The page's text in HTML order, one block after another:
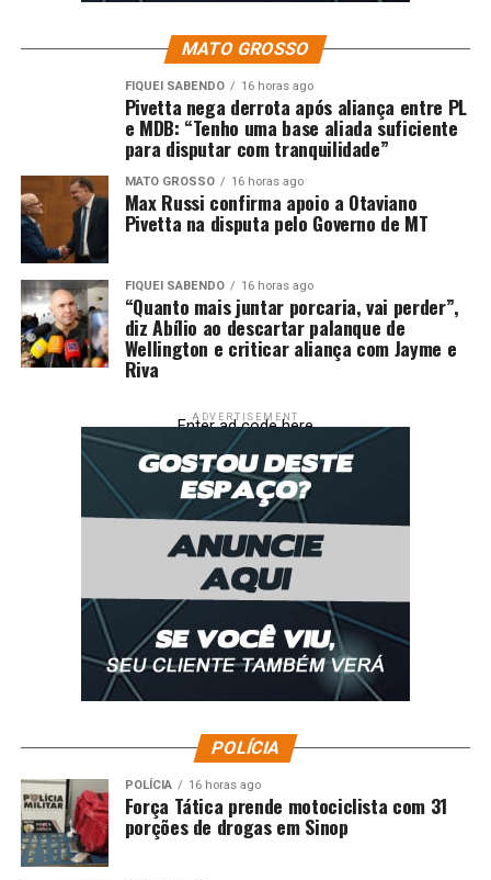
ABILIO APOIA ARSEC
EDUCAÇÃO EXTINÇÃO MAYSA
PROPOSTA
Campanha quer proteger crianças e adolescentes no
carnaval
DON'T MISS
Botelho rejeita bilionários e defende candidatura dentro
da base de Mauro Mendes
MATO GROSSO
FIQUEI SABENDO 16 horas ago
Pivetta nega derrota após aliança entre PL
e MDB: “Tenho uma base aliada suficiente
para disputar com tranquilidade”
MATO GROSSO 16 horas ago
Max Russi confirma apoio a Otaviano
Pivetta na disputa pelo Governo de MT
FIQUEI SABENDO 16 horas ago
“Quanto mais juntar porcaria, vai perder”,
diz Abílio ao descartar palanque de
Wellington e criticar aliança com Jayme e
Riva
ADVERTISEMENT
Enter ad code here
POLÍCIA
POLÍCIA 16 horas ago
Força Tática prende motociclista com 31
porções de drogas em Sinop